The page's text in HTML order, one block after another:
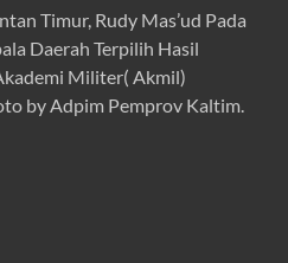
Timur, Rudy Mas’ud Pada
Daerah Terpilih Hasil
Militer( Akmil)
by Adpim Pemprov Kaltim.